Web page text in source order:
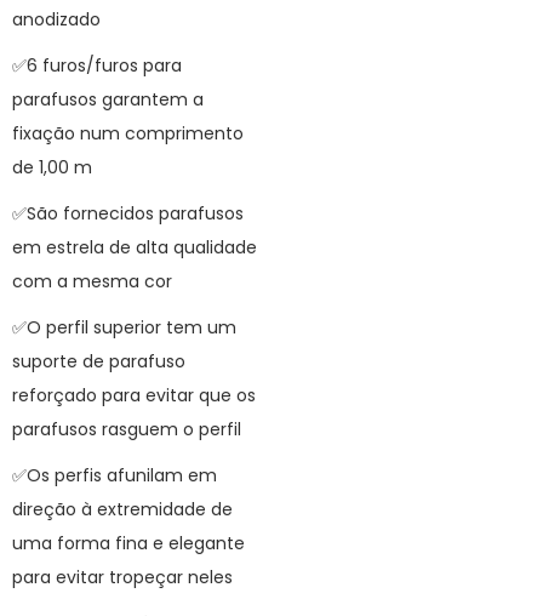
anodizado
✅6 furos/furos para
parafusos garantem a
fixação num comprimento
de 1,00 m
✅São fornecidos parafusos
em estrela de alta qualidade
com a mesma cor
✅O perfil superior tem um
suporte de parafuso
reforçado para evitar que os
parafusos rasguem o perfil
✅Os perfis afunilam em
direção à extremidade de
uma forma fina e elegante
para evitar tropeçar neles